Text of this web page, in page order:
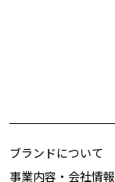
ブランドについて
事業内容・会社情報